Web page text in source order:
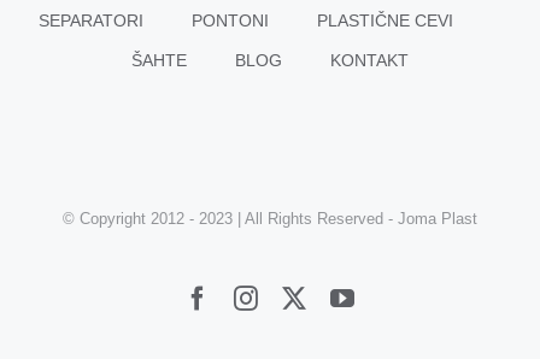
SEPARATORI PONTONI PLASTIČNE CEVI
ŠAHTE BLOG KONTAKT
© Copyright 2012 - 2023 | All Rights Reserved - Joma Plast
Facebook
Instagram
TwitterYouTube